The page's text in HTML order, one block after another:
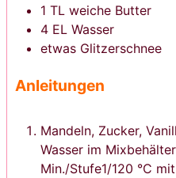
1 TL weiche Butter
4 EL Wasser
etwas Glitzerschnee
Anleitungen
Mandeln, Zucker,
Wasser im
Min./Stufe1/120 °C